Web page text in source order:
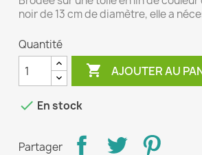
noir de 13 cm de diamètre, elle a
Quantité
 AJOUTER AU
 En stock
Partager